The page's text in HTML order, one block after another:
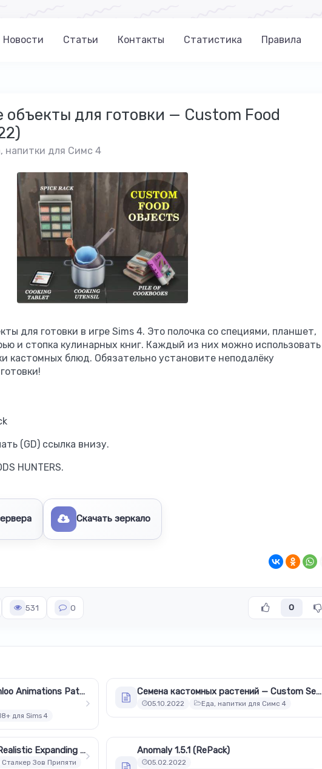
Новости Статьи Контакты Статистика Правила
для готовки — Custom Food
напитки для Симс 4
для готовки в игре Sims 4. Это полочка со специями, планшет,
и стопка кулинарных книг. Каждый из них можно использовать
кастомных блюд. Обязательно установите неподалёку
(GD) ссылка внизу.
HUNTERS.
Скачать зеркало
531 0 0
БДСМ анимации (Bobahloo Animations Patreon)
для Sims 4
Семена кастомных растений — Custom Seed Packets (12.06.2022)
05.10.2022 Еда, напитки для Симс 4
A.R.E.A. - Atmospheric Realistic Expanding Addon (AREA) + Спавнер
Зов Припяти
Anomaly 1.5.1 (RePack)
05.02.2022